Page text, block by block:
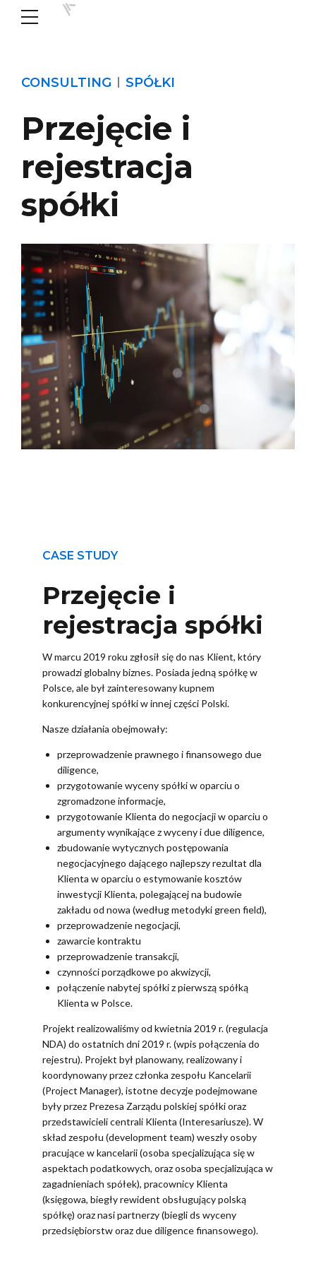
CONSULTING SPÓŁKI
Przejęcie i
rejestracja
spółki
CASE STUDY
Przejęcie i
rejestracja spółki
W marcu 2019 roku zgłosił się do nas Klient, który
prowadzi globalny biznes. Posiada jedną spółkę w
Polsce, ale był zainteresowany kupnem
konkurencyjnej spółki w innej części Polski.
Nasze działania obejmowały:
przeprowadzenie prawnego i finansowego due
diligence,
przygotowanie wyceny spółki w oparciu o
zgromadzone informacje,
przygotowanie Klienta do negocjacji w oparciu o
argumenty wynikające z wyceny i due diligence,
zbudowanie wytycznych postępowania
negocjacyjnego dającego najlepszy rezultat dla
Klienta w oparciu o estymowanie kosztów
inwestycji Klienta, polegającej na budowie
zakładu od nowa (według metodyki green field),
przeprowadzenie negocjacji,
zawarcie kontraktu
przeprowadzenie transakcji,
czynności porządkowe po akwizycji,
połączenie nabytej spółki z pierwszą spółką
Klienta w Polsce.
Projekt realizowaliśmy od kwietnia 2019 r. (regulacja
NDA) do ostatnich dni 2019 r. (wpis połączenia do
rejestru). Projekt był planowany, realizowany i
koordynowany przez członka zespołu Kancelarii
(Project Manager), istotne decyzje podejmowane
były przez Prezesa Zarządu polskiej spółki oraz
przedstawicieli centrali Klienta (Interesariusze). W
skład zespołu (development team) weszły osoby
pracujące w kancelarii (osoba specjalizująca się w
aspektach podatkowych, oraz osoba specjalizująca w
zagadnieniach spółek), pracownicy Klienta
(księgowa, biegły rewident obsługujący polską
spółkę) oraz nasi partnerzy (biegli ds wyceny
przedsiębiorstw oraz due diligence finansowego).